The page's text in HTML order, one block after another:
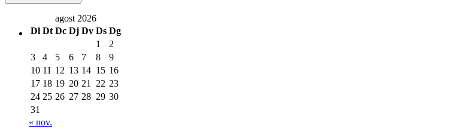
agost 2026
Dl Dt Dc Dj Dv Ds Dg
1
2
3
4 5 6 7 8
9
10 11 12 13 14 15 16
17 18 19 20 21 22 23
24 25 26 27 28 29 30
31
« nov.